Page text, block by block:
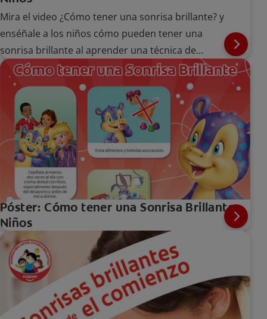
Mira el video ¿Cómo tener una sonrisa brillante? y
enséñale a los niños cómo pueden tener una
sonrisa brillante al aprender una técnica de
cepillado adecuada.
Póster: Cómo tener una Sonrisa Brillante -
Niños